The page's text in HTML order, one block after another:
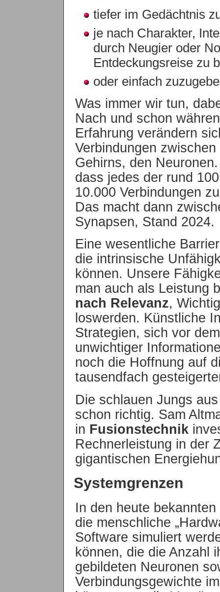
tiefer im Gedächtnis
je nach Charakter,
durch Neugier oder
Entdeckungsreise zu
oder einfach
Was immer wir tun,
Nach und schon
Erfahrung verändern
Verbindungen
Gehirns, den
dass jedes der rund
10.000 Verbindungen
Das macht dann
Synapsen, Stand 2024.
Eine wesentliche
die intrinsische
können. Unsere
man auch als Leistung
nach Relevanz,
loswerden. Künstliche
Strategien, sich vor
unwichtiger
noch die Hoffnung auf
tausendfach
Die schlauen Jungs
schon richtig. Sam
in Fusionstechnik
Rechnerleistung in der
gigantischen
Systemgrenzen
In den heute
die menschliche
Software simuliert
können, die die Anzahl
gebildeten Neuronen
Verbindungsgewichte